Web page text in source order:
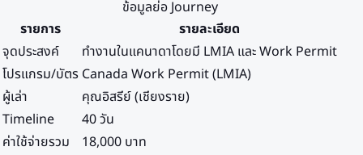
ข้อมูลย่อ Journey
รายการ
รายละเอียด
จุดประสงค์
ทำงานในแคนาดาโดยมี LMIA และ Work Permit
โปรแกรม/บัตร Canada Work Permit (LMIA)
ผู้เล่า
คุณอิสรีย์ (เชียงราย)
Timeline
40 วัน
ค่าใช้จ่ายรวม
18,000 บาท